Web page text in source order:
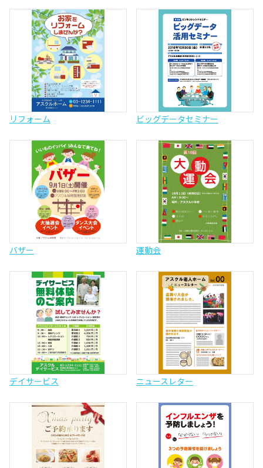
リフォーム ビッグデータセミナー
バザー 運動会
デイサービス ニュースレター